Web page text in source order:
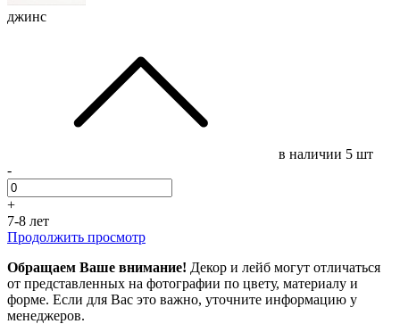
джинс
в наличии 5 шт
-
+
7-8 лет
Продолжить просмотр
Обращаем Ваше внимание! Декор и лейб могут отличаться
от представленных на фотографии по цвету, материалу и
форме. Если для Вас это важно, уточните информацию у
менеджеров.